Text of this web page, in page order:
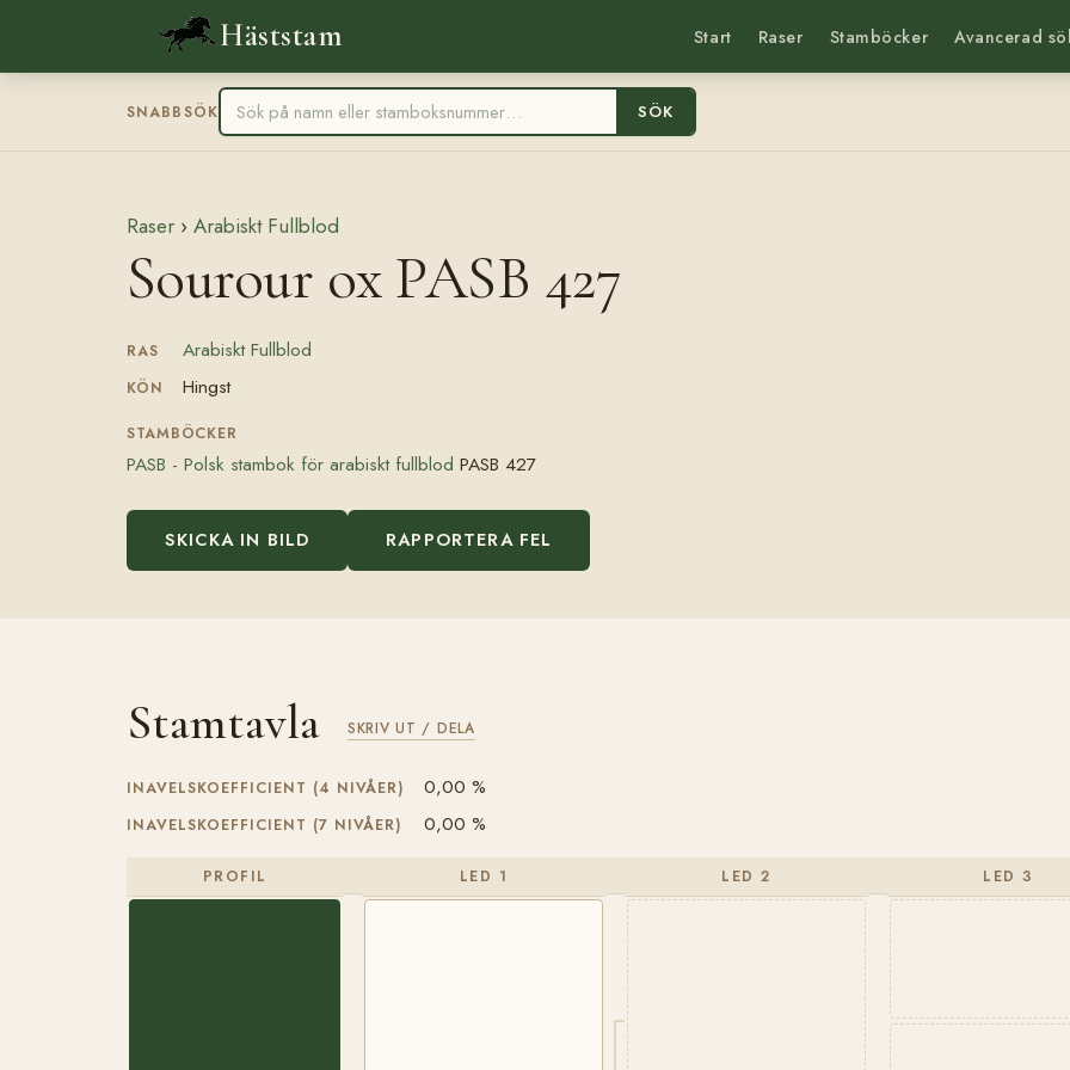
Häststam Start Raser Stamböcker Avancerad
SNABBSÖK SÖK
Raser › Arabiskt Fullblod
Sourour ox PASB 427
RAS Arabiskt Fullblod
KÖN Hingst
STAMBÖCKER
PASB - Polsk stambok för arabiskt fullblod PASB 427
SKICKA IN BILD RAPPORTERA FEL
Stamtavla SKRIV UT / DELA
INAVELSKOEFFICIENT (4 NIVÅER) 0,00 %
INAVELSKOEFFICIENT (7 NIVÅER) 0,00 %
PROFIL LED 1 LED 2 LED 3